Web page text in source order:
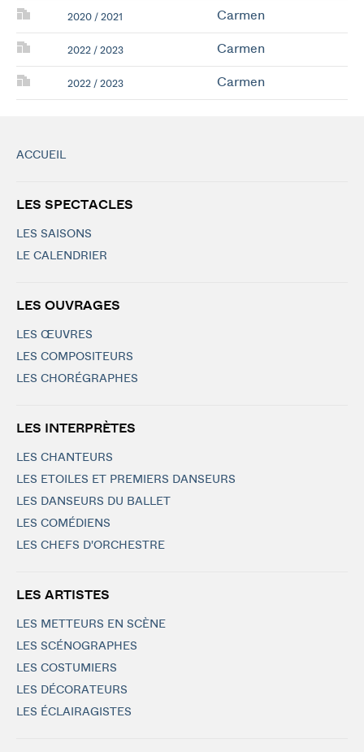
2020 / 2021 Carmen
2022 / 2023 Carmen
2022 / 2023 Carmen
ACCUEIL
LES SPECTACLES
LES SAISONS
LE CALENDRIER
LES OUVRAGES
LES ŒUVRES
LES COMPOSITEURS
LES CHORÉGRAPHES
LES INTERPRÈTES
LES CHANTEURS
LES ETOILES ET PREMIERS DANSEURS
LES DANSEURS DU BALLET
LES COMÉDIENS
LES CHEFS D'ORCHESTRE
LES ARTISTES
LES METTEURS EN SCÈNE
LES SCÉNOGRAPHES
LES COSTUMIERS
LES DÉCORATEURS
LES ÉCLAIRAGISTES